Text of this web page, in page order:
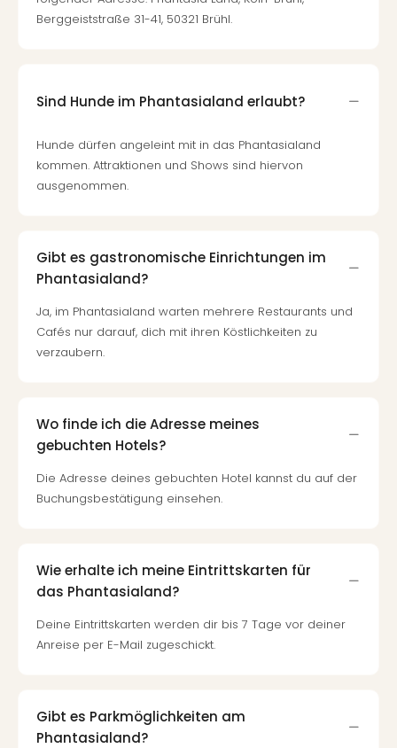
Berggeiststraße 31-41, 50321 Brühl.
Sind Hunde im Phantasialand erlaubt?
Hunde dürfen angeleint mit in das Phantasialand
kommen. Attraktionen und Shows sind hiervon
ausgenommen.
Gibt es gastronomische Einrichtungen im
Phantasialand?
Ja, im Phantasialand warten mehrere Restaurants und
Cafés nur darauf, dich mit ihren Köstlichkeiten zu
verzaubern.
Wo finde ich die Adresse meines
gebuchten Hotels?
Die Adresse deines gebuchten Hotel kannst du auf der
Buchungsbestätigung einsehen.
Wie erhalte ich meine Eintrittskarten für
das Phantasialand?
Deine Eintrittskarten werden dir bis 7 Tage vor deiner
Anreise per E-Mail zugeschickt.
Gibt es Parkmöglichkeiten am
Phantasialand?